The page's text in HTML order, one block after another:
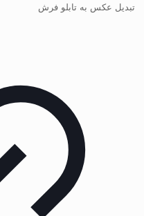
تبدیل عکس به تابلو فرش